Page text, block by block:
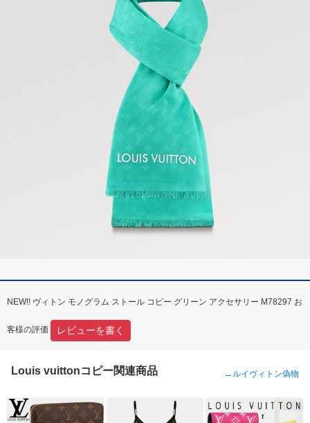
NEW!! ヴィトン モノグラム ストール コピー グリーン アクセサリー M78297 お
客様の評価 レビューを書く
Louis vuittonコピー関連商品 → ルイヴィトン偽物